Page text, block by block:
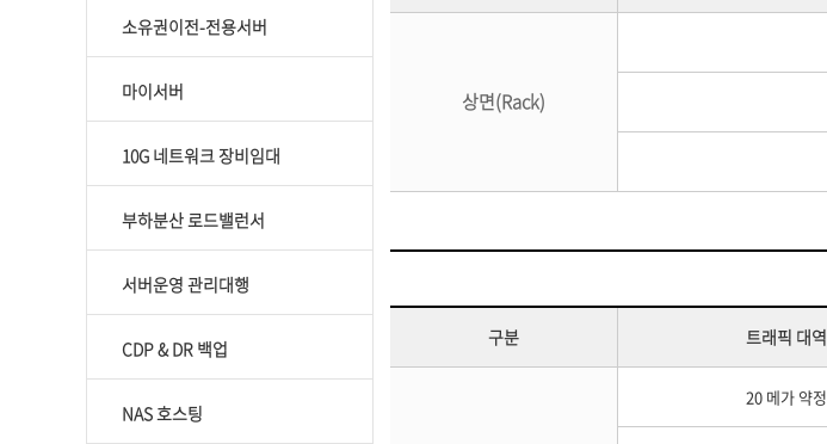
소유권이전-전용서버
마이서버
10G 네트워크 장비임대
부하분산 로드밸런서
서버운영 관리대행
CDP & DR 백업
NAS 호스팅
상면(Rack)
구분 트래픽 대역
20 메가 약정